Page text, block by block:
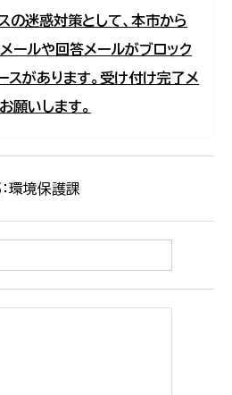
の迷惑対策として、本市から
ールや回答メールがブロック
スがあります。受け付け完了メ
願いします。
環境保護課